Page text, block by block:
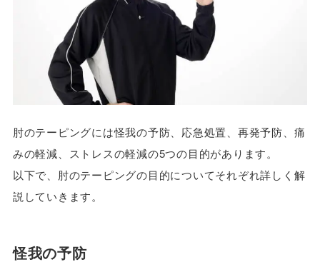
肘のテーピングには怪我の予防、応急処置、再発予防、痛
みの軽減、ストレスの軽減の5つの目的があります。
以下で、肘のテーピングの目的についてそれぞれ詳しく解
説していきます。
怪我の予防